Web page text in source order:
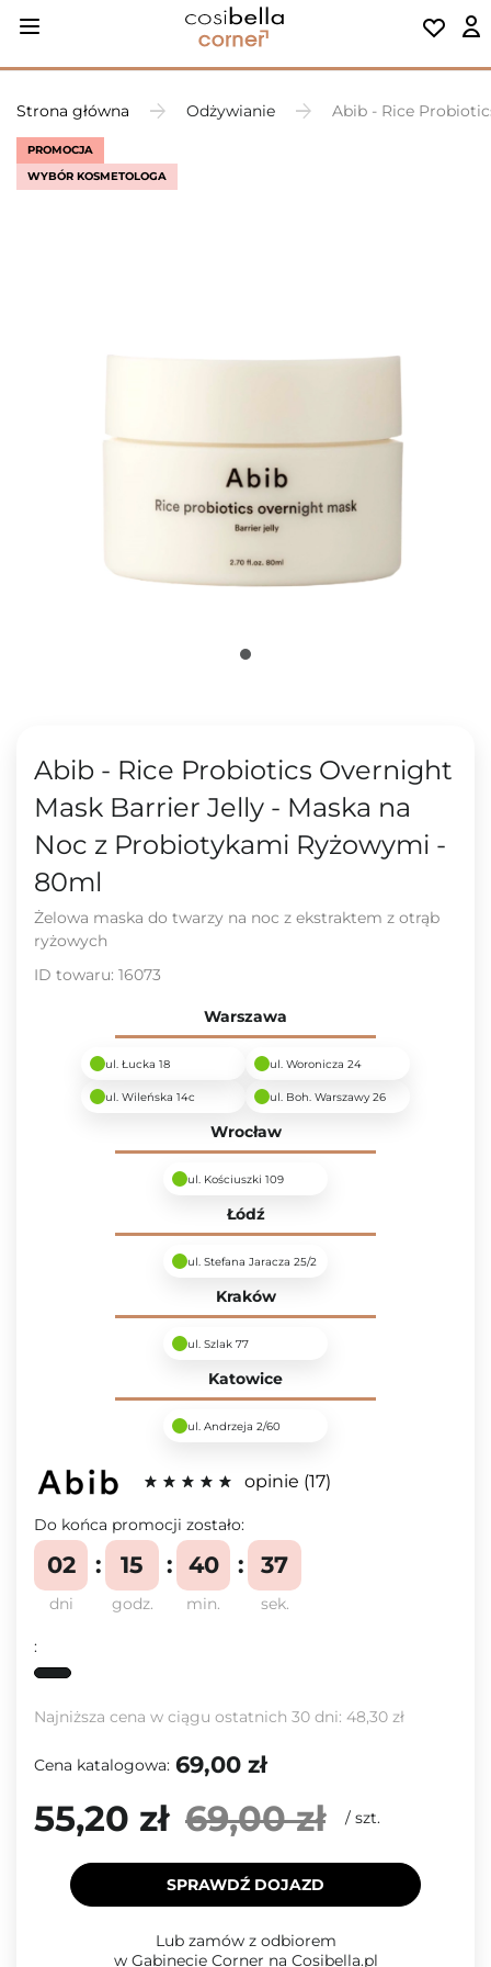
Strona główna Odżywianie Abib - Rice
PROMOCJA
WYBÓR KOSMETOLOGA
Abib - Rice Probiotics Overnight
Mask Barrier Jelly - Maska na
Noc z Probiotykami Ryżowymi -
80ml
Żelowa maska do twarzy na noc z ekstraktem z otrąb
ryżowych
ID towaru: 16073
Warszawa
ul. Łucka 18 ul. Woronicza 24
ul. Wileńska 14c ul. Boh. Warszawy 26
Wrocław
ul. Kościuszki 109
Łódź
ul. Stefana Jaracza 25/2
Kraków
ul. Szlak 77
Katowice
ul. Andrzeja 2/60
opinie 17
Do końca promocji zostało:
dni
02
godz.
15
min.
40
sek.
37
:
Najniższa cena w ciągu ostatnich 30 dni: 48,30 zł
Cena katalogowa: 69,00 zł
55,20 zł 69,00 zł / szt.
SPRAWDŹ DOJAZD
Lub zamów z odbiorem
w Gabinecie Corner na Cosibella.pl